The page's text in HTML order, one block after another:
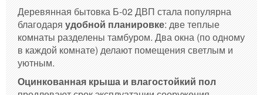
Деревянная бытовка Б-02 ДВП стала популярна
благодаря удобной планировке: две теплые
комнаты разделены тамбуром. Два окна (по одному
в каждой комнате) делают помещения светлым и
уютным.
Оцинкованная крыша и влагостойкий пол